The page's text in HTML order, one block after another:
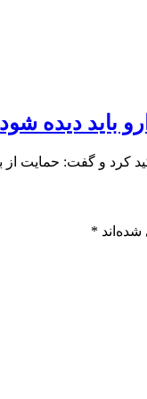
باید دیده شود
کرد و گفت: حمایت از
*